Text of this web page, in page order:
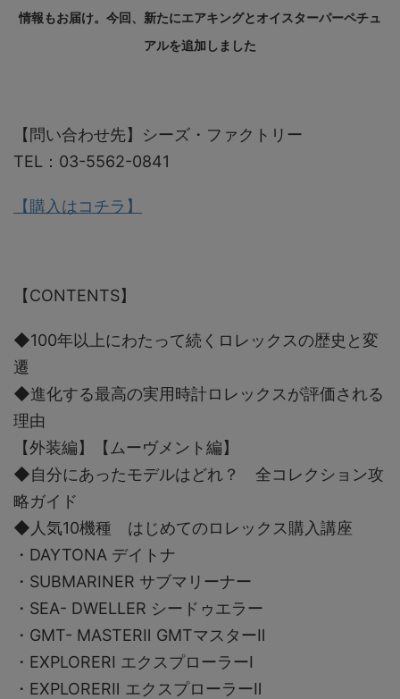
情報もお届け。今回、新たにエアキングとオイスターパーペチュ
アルを追加しました
【問い合わせ先】シーズ・ファクトリー
TEL：03-5562-0841
【購入はコチラ】
【CONTENTS】
◆100年以上にわたって続くロレックスの歴史と変
遷
◆進化する最高の実用時計ロレックスが評価される
理由
【外装編】【ムーヴメント編】
◆自分にあったモデルはどれ？ 全コレクション攻
略ガイド
◆人気10機種 はじめてのロレックス購入講座
・DAYTONA デイトナ
・SUBMARINER サブマリーナー
・SEA- DWELLER シードゥエラー
・GMT- MASTERⅡ GMTマスターⅡ
・EXPLORERⅠ エクスプローラーⅠ
・EXPLORERⅡ エクスプローラーⅡ